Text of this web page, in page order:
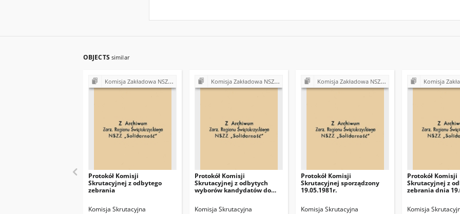
OBJECTS similar
Komisja Zakładowa NSZZ "Solidarność" przy Gminnej Spółdzielni "Samopomoc Chłopska" w Bodzentynie
Protokół Komisji
Skrutacyjnej z odbytego
zebrania
Komisja Skrutacyjna
Komisja Zakładowa NSZZ "Solidarność" przy Gminnej Spółdzielni "Samopomoc Chłopska" w Bodzentynie
Protokół Komisji
Skrutacyjnej z odbytych
wyborów kandydatów do
Komisja Skrutacyjna
Komisja Zakładowa NSZZ "Solidarność" przy Gminnej Spółdzielni "Samopomoc Chłopska" w Bodzentynie
Protokół Komisji
Skrutacyjnej sporządzony
19.05.1981r.
Komisja Skrutacyjna
Komisja Zakładowa NSZZ "Solidarność" przy Gminnej
Protokół Komisji
Skrutacyjnej z
zebrania dnia
Komisja